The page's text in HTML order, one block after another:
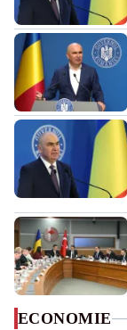
ECONOMIE